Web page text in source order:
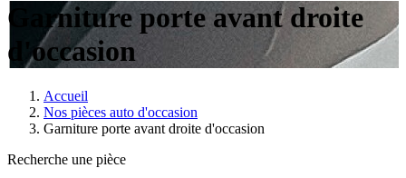
Garniture porte avant droite
d'occasion
Accueil
Nos pièces auto d'occasion
Garniture porte avant droite d'occasion
Recherche une pièce